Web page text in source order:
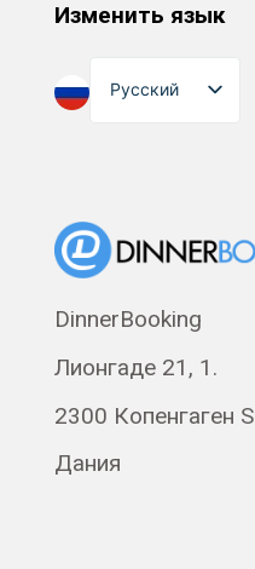
Изменить язык
Русский
English
Norsk bokmål
Polski
Svenska
Français
DinnerBooking
Лионгаде 21, 1.
2300 Копенгаген S
Дания